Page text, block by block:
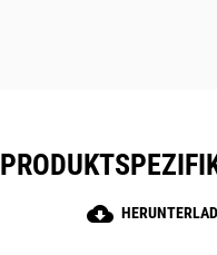
cloud_download